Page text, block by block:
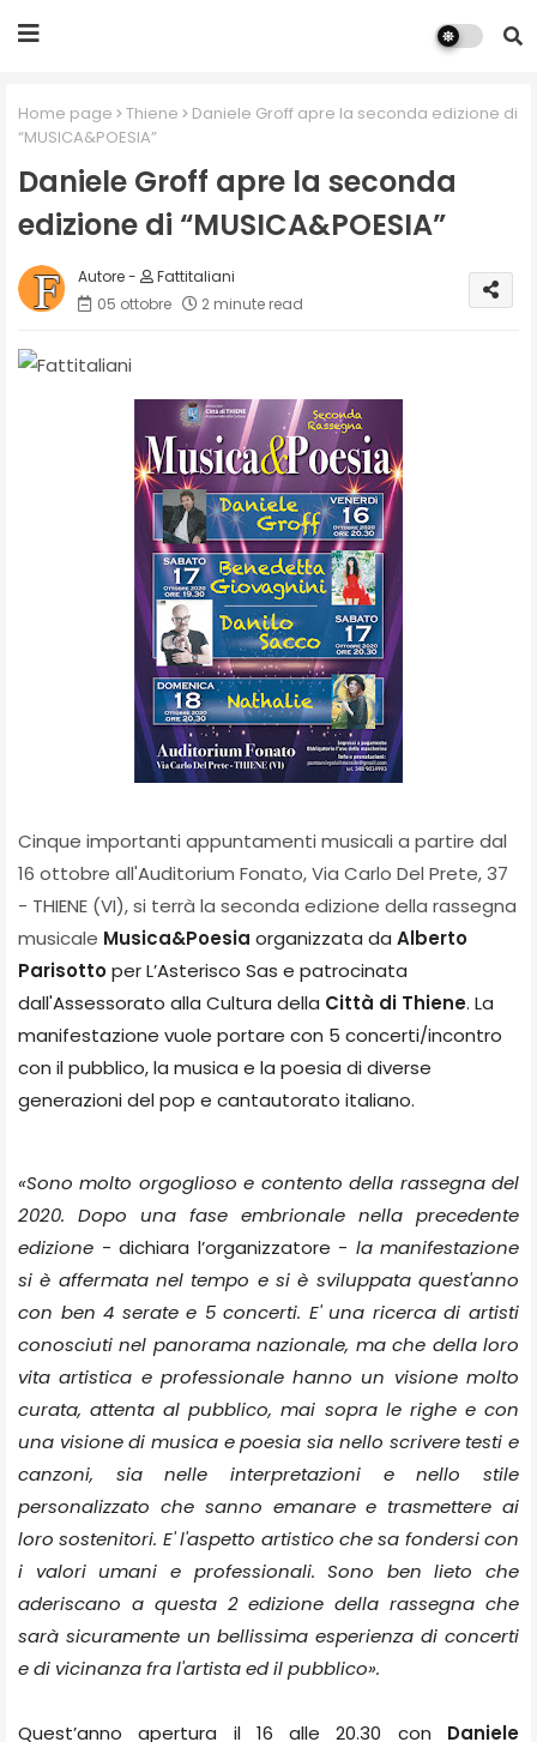
Home page Thiene
Daniele Groff apre la seconda edizione di
“MUSICA&POESIA”
Daniele Groff apre la seconda
edizione di “MUSICA&POESIA”
Fattitaliani
05 ottobre
2 minute read
Cinque importanti appuntamenti musicali a partire dal
16 ottobre all'Auditorium Fonato, Via Carlo Del Prete, 37
- THIENE (VI), si terrà la seconda edizione della rassegna
musicale Musica&Poesia organizzata da Alberto
Parisottoper L’Asterisco Sas e patrocinata
dall'Assessorato alla Cultura della Città di Thiene. La
manifestazione vuole portare con 5 concerti/incontro
con il pubblico, la musica e la poesia di diverse
generazioni del pop e cantautorato italiano.
«Sono molto orgoglioso e contento della rassegna del
2020. Dopo una fase embrionale nella precedente
edizione - dichiara l’organizzatore - la manifestazione
si è affermata nel tempo e si è sviluppata quest'anno
con ben 4 serate e 5 concerti. E' una ricerca di artisti
conosciuti nel panorama nazionale, ma che della loro
vita artistica e professionale hanno un visione molto
curata, attenta al pubblico, mai sopra le righe e con
una visione di musica e poesia sia nello scrivere testi e
canzoni, sia nelle interpretazioni e nello stile
personalizzato che sanno emanare e trasmettere ai
loro sostenitori. E' l'aspetto artistico che sa fondersi con
i valori umani e professionali. Sono ben lieto che
aderiscano a questa 2 edizione della rassegna che
sarà sicuramente un bellissima esperienza di concerti
e di vicinanza fra l'artista ed il pubblico».
Quest’anno apertura il 16 alle 20.30 con Daniele